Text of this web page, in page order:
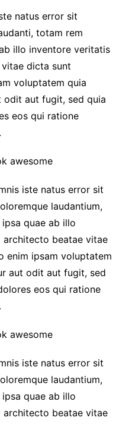
natus error sit
totam rem
illo inventore veritatis
dicta sunt
voluptatem quia
odit aut fugit, sed quia
eos qui ratione
awesome
iste natus error sit
laudantium,
quae ab illo
beatae vitae
enim ipsam voluptatem
aut odit aut fugit, sed
eos qui ratione
awesome
iste natus error sit
laudantium,
quae ab illo
beatae vitae